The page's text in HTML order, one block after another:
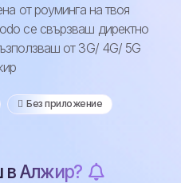
от роуминга на твоя
се свързваш директно
от 3G/ 4G/ 5G
️ Без приложение
в Алжир?